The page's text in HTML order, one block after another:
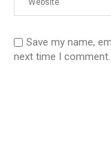
Save my name,
next time I comment.